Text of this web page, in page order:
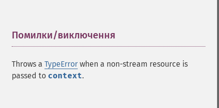
Помилки/виключення
Throws a TypeError when a non-stream resource is
passed to context.